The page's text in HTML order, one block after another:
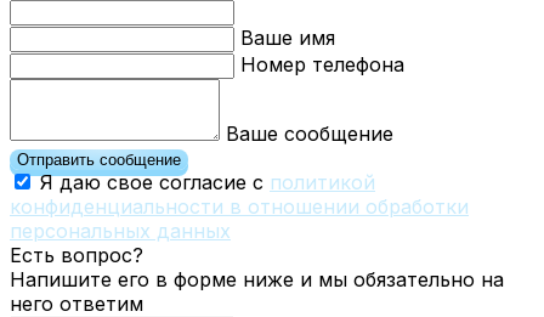
Ваше имя
Номер телефона
Ваше сообщение
Отправить сообщение
Я даю свое согласие с политикой
конфиденциальности в отношении обработки
персональных данных
Есть вопрос?
Напишите его в форме ниже и мы обязательно на
него ответим